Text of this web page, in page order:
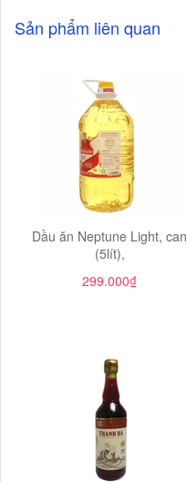
Sản phẩm liên quan
Dầu ăn Neptune Light, can
(5lít),
299.000₫